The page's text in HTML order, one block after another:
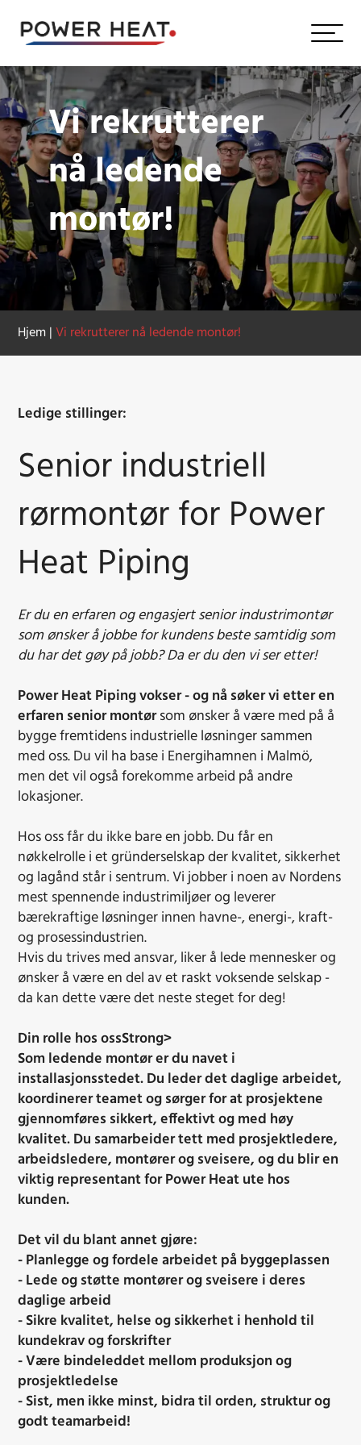
Vi rekrutterer
nå ledende
montør!
Hjem Vi rekrutterer nå ledende montør!
Ledige stillinger:
Senior industriell
rørmontør for Power
Heat Piping
Er du en erfaren og engasjert senior industrimontør
som ønsker å jobbe for kundens beste samtidig som
du har det gøy på jobb? Da er du den vi ser etter!
Power Heat Piping vokser - og nå søker vi etter en
erfaren senior montørsom ønsker å være med på å
bygge fremtidens industrielle løsninger sammen
med oss. Du vil ha base i Energihamnen i Malmö,
men det vil også forekomme arbeid på andre
lokasjoner.
Hos oss får du ikke bare en jobb. Du får en
nøkkelrolle i et gründerselskap der kvalitet, sikkerhet
og lagånd står i sentrum. Vi jobber i noen av Nordens
mest spennende industrimiljøer og leverer
bærekraftige løsninger innen havne-, energi-, kraft-
og prosessindustrien.
Hvis du trives med ansvar, liker å lede mennesker og
ønsker å være en del av et raskt voksende selskap -
da kan dette være det neste steget for deg!
Din rolle hos ossStrong>
Som ledende montør er du navet i
installasjonsstedet. Du leder det daglige arbeidet,
koordinerer teamet og sørger for at prosjektene
gjennomføres sikkert, effektivt og med høy
kvalitet. Du samarbeider tett med prosjektledere,
arbeidsledere, montører og sveisere, og du blir en
viktig representant for Power Heat ute hos
kunden.
Det vil du blant annet gjøre:
- Planlegge og fordele arbeidet på byggeplassen
- Lede og støtte montører og sveisere i deres
daglige arbeid
- Sikre kvalitet, helse og sikkerhet i henhold til
kundekrav og forskrifter
- Være bindeleddet mellom produksjon og
prosjektledelse
- Sist, men ikke minst, bidra til orden, struktur og
godt teamarbeid!